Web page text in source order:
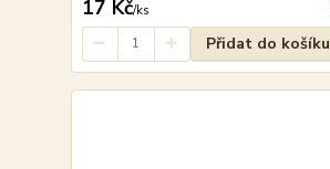
17 Kč/ks
Přidat do košíku